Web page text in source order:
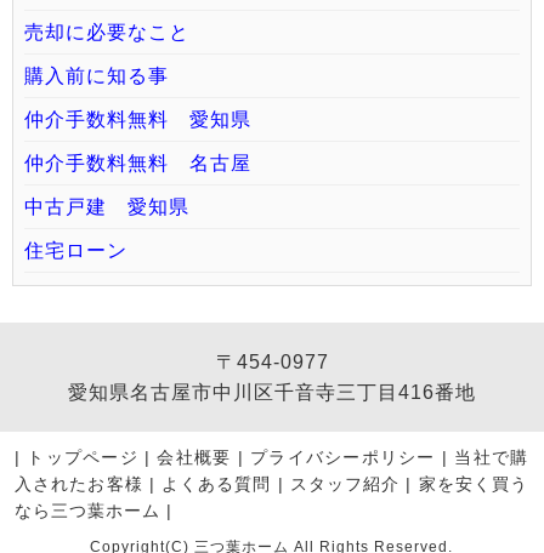
売却に必要なこと
購入前に知る事
仲介手数料無料 愛知県
仲介手数料無料 名古屋
中古戸建 愛知県
住宅ローン
〒454-0977
愛知県名古屋市中川区千音寺三丁目416番地
| トップページ |会社概要 | プライバシーポリシー | 当社で購
入されたお客様 | よくある質問 | スタッフ紹介 | 家を安く買う
なら三つ葉ホーム |
Copyright(C) 三つ葉ホーム All Rights Reserved.